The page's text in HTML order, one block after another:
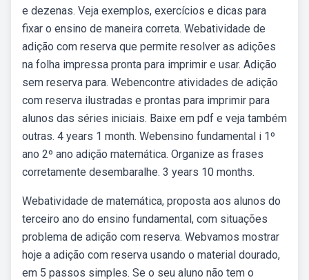
e dezenas. Veja exemplos, exercícios e dicas para
fixar o ensino de maneira correta. Webatividade de
adição com reserva que permite resolver as adições
na folha impressa pronta para imprimir e usar. Adição
sem reserva para. Webencontre atividades de adição
com reserva ilustradas e prontas para imprimir para
alunos das séries iniciais. Baixe em pdf e veja também
outras. 4 years 1 month. Webensino fundamental i 1º
ano 2º ano adição matemática. Organize as frases
corretamente desembaralhe. 3 years 10 months.
Webatividade de matemática, proposta aos alunos do
terceiro ano do ensino fundamental, com situações
problema de adição com reserva. Webvamos mostrar
hoje a adição com reserva usando o material dourado,
em 5 passos simples. Se o seu aluno não tem o